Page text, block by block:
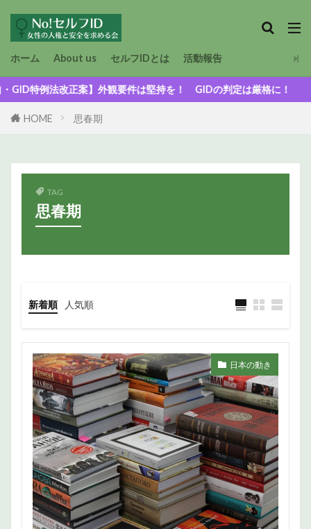
ホーム About us セルフIDとは 活動報告
特例法改正案】外観要件は堅持を！ GIDの判定は厳格に！
HOME 思春期
TAG
思春期
新着順 人気順
日本の動き